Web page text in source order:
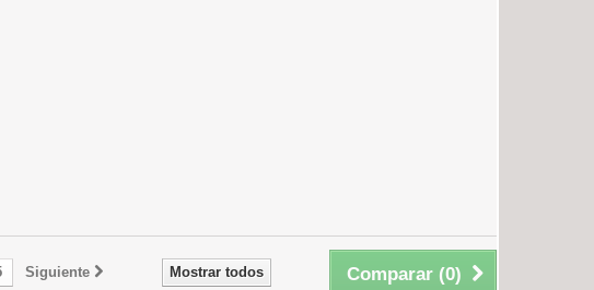
Comparar (0)
Mostrar todos
Siguiente